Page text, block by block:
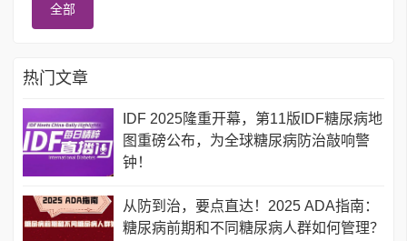
全部
热门文章
IDF 2025隆重开幕，第11版IDF糖尿病地
图重磅公布，为全球糖尿病防治敲响警
钟！
从防到治，要点直达！2025 ADA指南：
糖尿病前期和不同糖尿病人群如何管理？